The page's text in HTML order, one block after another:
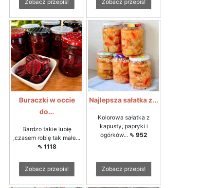
Zobacz przepis! Zobacz przepis!
Buraczki w occie
do...
Bardzo takie lubię
,czasem robię tak małe...
⇖ 1118
Zobacz przepis!
Najlepsza sałatka z...
Kolorowa sałatka z
kapusty, papryki i
ogórków... ⇖ 952
Zobacz przepis!